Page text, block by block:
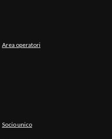
Area operatori
Socio unico